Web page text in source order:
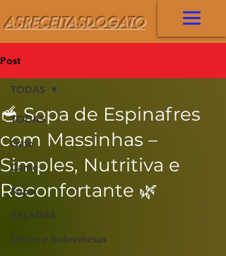
ASRECEITASDOGATO
Post
TODAS
Gato
Carne
Sopa
SALADAS
Doces e Sobremesas
TODAS
🥣 Sopa de Espinafres
com Massinhas –
Simples, Nutritiva e
Reconfortante 🌿